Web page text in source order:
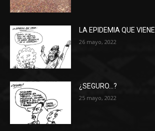
LA EPIDEMIA QUE VIENE
26 mayo, 2022
¿SEGURO…?
25 mayo, 2022